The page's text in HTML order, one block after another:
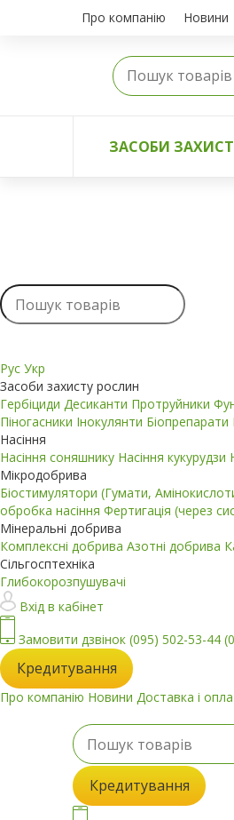
Про компанію Новини
ЗАСОБИ
Рус Укр
Засоби захисту рослин
Гербіциди Десиканти Протруйники
Піногасники Інокулянти Біопрепарати
Насіння
Насіння соняшнику Насіння кукурудзи
Мікродобрива
Біостимулятори (Гумати,
обробка насіння Фертигація (через
Мінеральні добрива
Комплексні добрива Азотні добрива
Сільгосптехніка
Глибокорозпушувачі
Вхід в кабінет
Замовити дзвінок (095) 502-53-44
Кредитування
Про компанію Новини Доставка і
Кредитування